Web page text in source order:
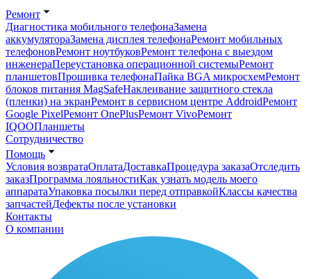
Ремонт
Диагностика мобильного телефонаЗамена
аккумулятораЗамена дисплея телефонаРемонт мобильных
телефоновРемонт ноутбуковРемонт телефона с выездом
инженераПереустановка операционной системыРемонт
планшетовПрошивка телефонаПайка BGA микросхемРемонт
блоков питания MagSafeНаклеивание защитного стекла
(пленки) на экранРемонт в сервисном центре AddroidРемонт
Google PixelРемонт OnePlusРемонт VivoРемонт
IQOOПланшеты
Сотрудничество
Помощь
Условия возвратаОплатаДоставкаПроцедура заказаОтследить
заказПрограмма лояльностиКак узнать модель моего
аппаратаУпаковка посылки перед отправкойКлассы качества
запчастейДефекты после установки
Контакты
О компании